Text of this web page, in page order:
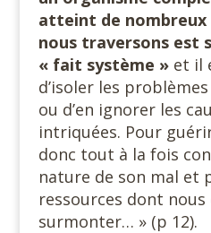
atteint de nombreux
nous traversons est
« fait système »et il
d’isoler les
ou d’en ignorer les
intriquées. Pour
donc tout à la fois
nature de son mal et
ressources dont
surmonter… » (p 12).